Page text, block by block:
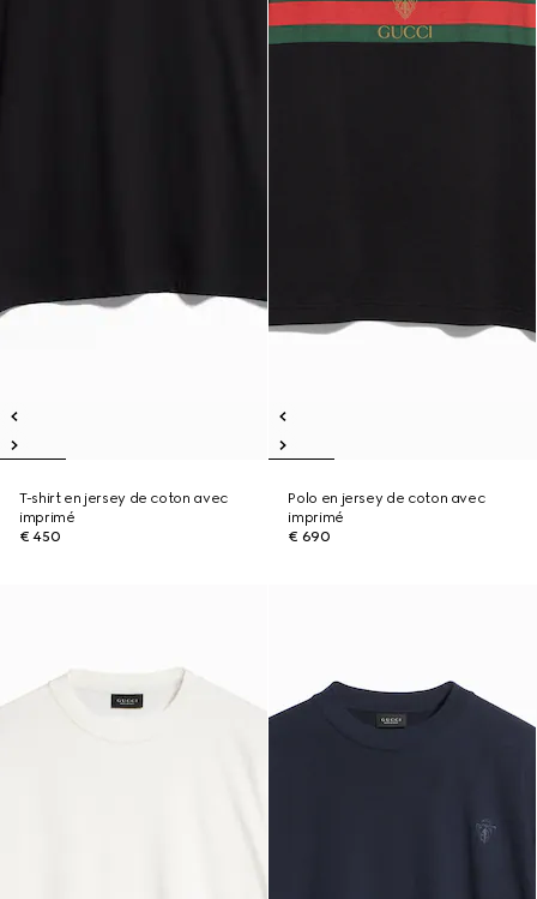
T-shirt en jersey de coton avec
imprimé
€ 450
Polo en jersey de coton avec
imprimé
€ 690